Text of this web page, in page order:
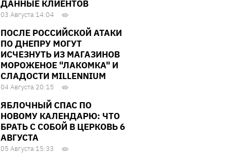
ДАННЫЕ КЛИЕНТОВ
03 Августа 14:04
ПОСЛЕ РОССИЙСКОЙ АТАКИ
ПО ДНЕПРУ МОГУТ
ИСЧЕЗНУТЬ ИЗ МАГАЗИНОВ
МОРОЖЕНОЕ "ЛАКОМКА" И
СЛАДОСТИ MILLENNIUM
04 Августа 20:15
ЯБЛОЧНЫЙ СПАС ПО
НОВОМУ КАЛЕНДАРЮ: ЧТО
БРАТЬ С СОБОЙ В ЦЕРКОВЬ 6
АВГУСТА
05 Августа 15:33